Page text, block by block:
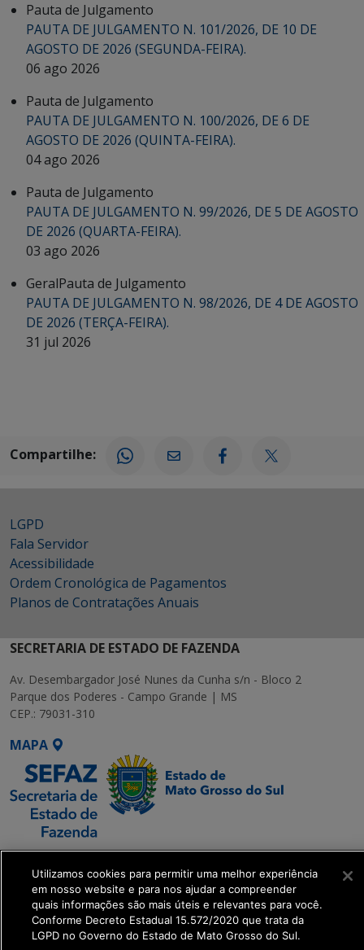
Pauta de Julgamento
PAUTA DE JULGAMENTO N. 101/2026, DE 10 DE
AGOSTO DE 2026 (SEGUNDA-FEIRA).
06 ago 2026
Pauta de Julgamento
PAUTA DE JULGAMENTO N. 100/2026, DE 6 DE
AGOSTO DE 2026 (QUINTA-FEIRA).
04 ago 2026
Pauta de Julgamento
PAUTA DE JULGAMENTO N. 99/2026, DE 5 DE AGOSTO
DE 2026 (QUARTA-FEIRA).
03 ago 2026
GeralPauta de Julgamento
PAUTA DE JULGAMENTO N. 98/2026, DE 4 DE AGOSTO
DE 2026 (TERÇA-FEIRA).
31 jul 2026
Compartilhe:
LGPD
Fala Servidor
Acessibilidade
Ordem Cronológica de Pagamentos
Planos de Contratações Anuais
SECRETARIA DE ESTADO DE FAZENDA
Av. Desembargador José Nunes da Cunha s/n - Bloco 2
Parque dos Poderes - Campo Grande | MS
CEP.: 79031-310
MAPA
SETDIG | Secretaria-
Executiva de
Transformação Digital
get_footer();
Utilizamos cookies para permitir uma melhor experiência
em nosso website e para nos ajudar a compreender
quais informações são mais úteis e relevantes para você.
Conforme Decreto Estadual 15.572/2020 que trata da
LGPD no Governo do Estado de Mato Grosso do Sul.